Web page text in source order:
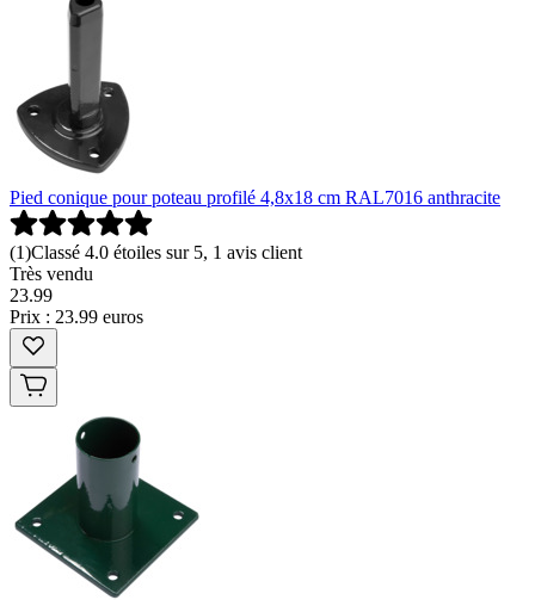
Pied conique pour poteau profilé 4,8x18 cm RAL7016 anthracite
(1)Classé 4.0 étoiles sur 5, 1 avis client
Très vendu
23.99
Prix : 23.99 euros